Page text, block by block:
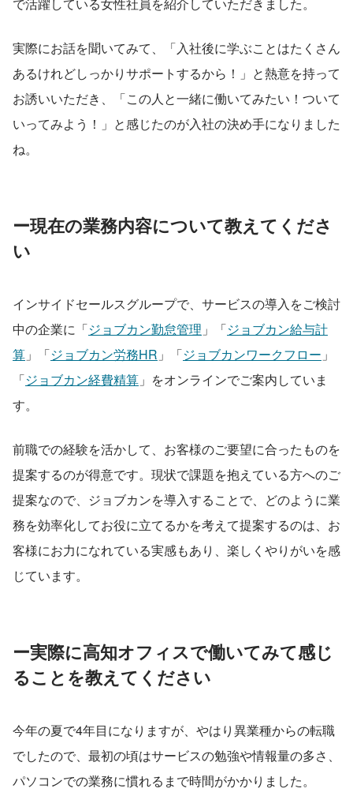
実際にお話を聞いてみて、「入社後に学ぶことはたくさん
あるけれどしっかりサポートするから！」と熱意を持って
お誘いいただき、「この人と一緒に働いてみたい！ついて
いってみよう！」と感じたのが入社の決め手になりました
ね。
ー現在の業務内容について教えてくださ
い
インサイドセールスグループで、サービスの導入をご検討
中の企業に「ジョブカン勤怠管理 」「ジョブカン給与計
算 」「ジョブカン労務HR 」「ジョブカンワークフロー 」
「ジョブカン経費精算 」をオンラインでご案内していま
す。
前職での経験を活かして、お客様のご要望に合ったものを
提案するのが得意です。現状で課題を抱えている方へのご
提案なので、ジョブカンを導入することで、どのように業
務を効率化してお役に立てるかを考えて提案するのは、お
客様にお力になれている実感もあり、楽しくやりがいを感
じています。
ー実際に高知オフィスで働いてみて感じ
ることを教えてください
今年の夏で4年目になりますが、やはり異業種からの転職
でしたので、最初の頃はサービスの勉強や情報量の多さ、
パソコンでの業務に慣れるまで時間がかかりました。